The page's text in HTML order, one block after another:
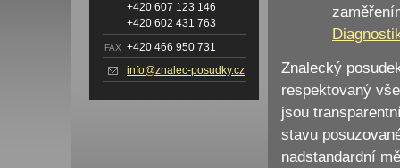
Znalecký
respektovaný
jsou
stavu
nadstandardní
+420 607 123 146
+420 602 431 763
FAX
+420 466 950 731
info@znalec-posudky.cz